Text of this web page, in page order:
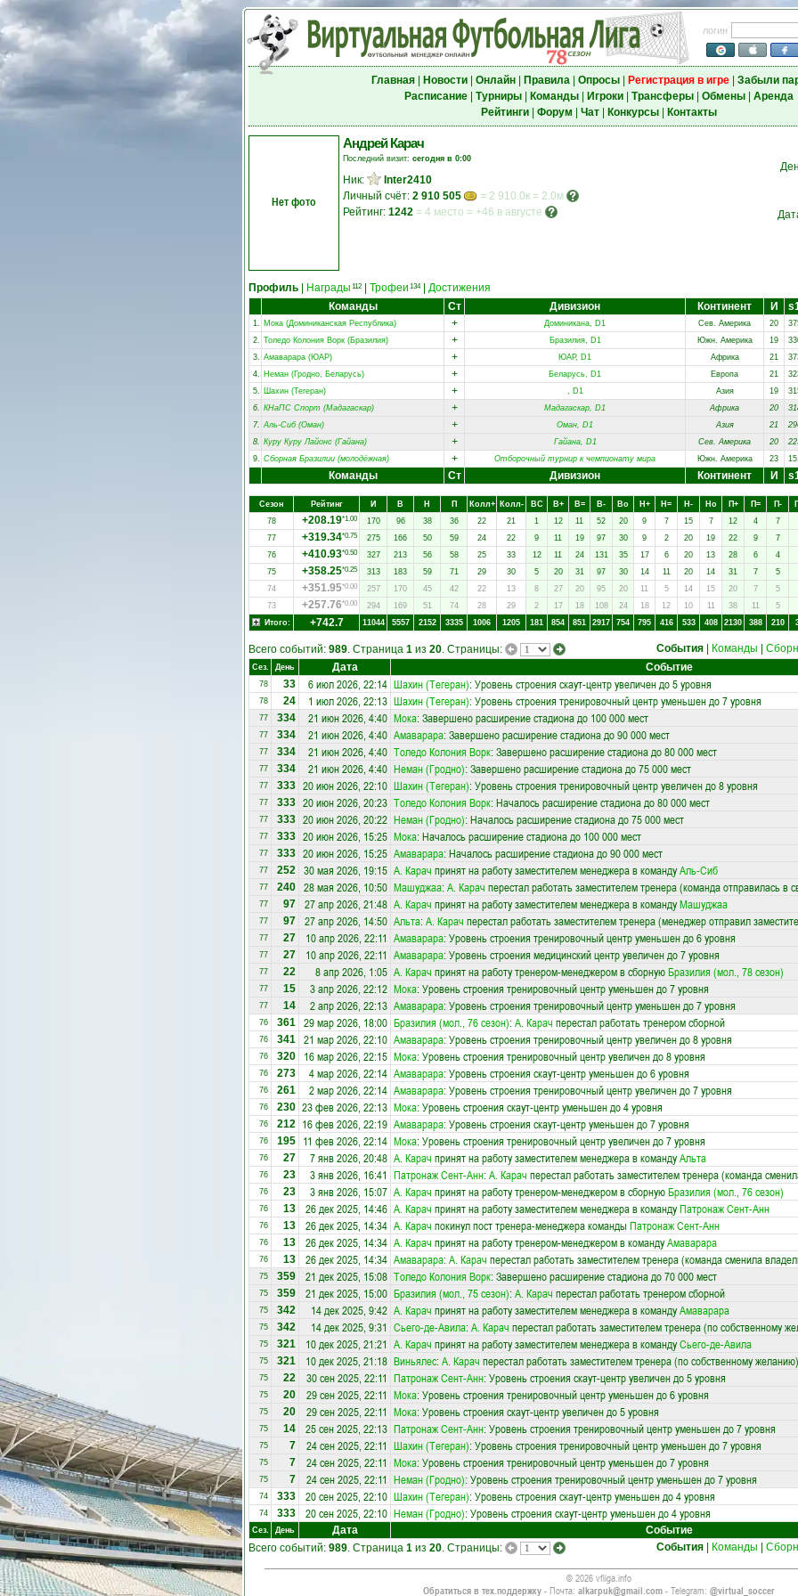
логин
Главная| Новости| Онлайн| Правила| Опросы| Регистрация в игре| Забыли
Расписание| Турниры| Команды| Игроки| Трансферы| Обмены| Аренда
Рейтинги| Форум Чат| Конкурсы| Контакты
Нет фото
Андрей Карач
Последний визит: сегодня в 0:00
Ник:
Inter2410
Личный счёт: 2 910 505
= 2 910.0к = 2.0м
Рейтинг: 1242 = 4 место = +46 в августе
Профиль Награды 112 Трофеи 134| Достижения
Команды
Ст Дивизион Континент И
1. Мока (Доминиканская Республика) + Доминикана, D1 Сев. Америка 20
2. Толедо Колония Ворк (Бразилия) + Бразилия, D1 Южн. Америка 19
3. Амаварара (ЮАР) + ЮАР, D1 Африка 21
4. Неман (Гродно, Беларусь) + Беларусь, D1 Европа 21
5. Шахин (Тегеран) + , D1 Азия 19
6. КНаПС Спорт (Мадагаскар) + Мадагаскар, D1 Африка 20
7. Аль-Сиб (Оман) + Оман, D1 Азия 21
8. Куру Куру Лайонс (Гайана) + Гайана, D1 Сев. Америка 20
9. Сборная Бразилии (молодёжная) + Отборочный турнир к чемпионату мира Южн. Америка 23
Команды Ст Дивизион Континент И
Сезон Рейтинг И В Н П Колл+ Колл- ВC В+ В= В- Вo Н+ Н= Н- Нo П+ П= П-
78
+208.19*1.00 170 96 38 36 22 21 1 12 11 52 20 9 7 15 7 12 4
7
77
+319.34*0.75 275 166 50 59 24 22 9 11 19 97 30 9 2 20 19 22 9 7
76
+410.93*0.50 327 213 56 58 25 33 12 11 24 131 35 17 6 20 13 28 6 4
75
+358.25*0.25 313 183 59 71 29 30 5 20 31 97 30 14 11 20 14 31 7
5
74
+351.95*0.00 257 170 45 42 22 13 8 27 20 95 20 11 5 14 15 20 7
5
73
+257.76*0.00 294 169 51 74 28 29 2 17 18 108 24 18 12 10 11 38 11 5
Итого:
+742.7 11044 5557 2152 3335 1006 1205 181 854 851 2917 754 795 416 533 408 2130 388 210
Всего событий: 989. Страница 1 из 20. Страницы: События Команды
Сез. День Дата Событие
78 33 6 июл 2026, 22:14 Шахин (Тегеран): Уровень строения скаут-центр увеличен до 5 уровня
78 24 1 июл 2026, 22:13 Шахин (Тегеран): Уровень строения тренировочный центр уменьшен до 7 уровня
77 334 21 июн 2026, 4:40 Мока: Завершено расширение стадиона до 100 000 мест
77 334 21 июн 2026, 4:40 Амаварара: Завершено расширение стадиона до 90 000 мест
77 334 21 июн 2026, 4:40 Толедо Колония Ворк: Завершено расширение стадиона до 80 000 мест
77 334 21 июн 2026, 4:40 Неман (Гродно): Завершено расширение стадиона до 75 000 мест
77 333 20 июн 2026, 22:10 Шахин (Тегеран): Уровень строения тренировочный центр увеличен до 8 уровня
77 333 20 июн 2026, 20:23 Толедо Колония Ворк: Началось расширение стадиона до 80 000 мест
77 333 20 июн 2026, 20:22 Неман (Гродно): Началось расширение стадиона до 75 000 мест
77 333 20 июн 2026, 15:25 Мока: Началось расширение стадиона до 100 000 мест
77 333 20 июн 2026, 15:25 Амаварара: Началось расширение стадиона до 90 000 мест
77 252 30 мая 2026, 19:15 А. Карач принят на работу заместителем менеджера в командуАль-Сиб
77 240 28 мая 2026, 10:50 Машуджаа: А. Карач перестал работать заместителем тренера (команда отправилась в
77 97 27 апр 2026, 21:48 А. Карач принят на работу заместителем менеджера в командуМашуджаа
77 97 27 апр 2026, 14:50 Альта: А. Карач перестал работать заместителем тренера (менеджер отправил
77 27 10 апр 2026, 22:11 Амаварара: Уровень строения тренировочный центр уменьшен до 6 уровня
77 27 10 апр 2026, 22:11 Амаварара: Уровень строения медицинский центр увеличен до 7 уровня
77 22 8 апр 2026, 1:05 А. Карач принят на работу тренером-менеджером в сборнуюБразилия (мол., 78 сезон)
77 15 3 апр 2026, 22:12 Мока: Уровень строения тренировочный центр уменьшен до 7 уровня
77 14 2 апр 2026, 22:13 Амаварара: Уровень строения тренировочный центр уменьшен до 7 уровня
76 361 29 мар 2026, 18:00 Бразилия (мол., 76 сезон): А. Карач перестал работать тренером сборной
76 341 21 мар 2026, 22:10 Амаварара: Уровень строения тренировочный центр увеличен до 8 уровня
76 320 16 мар 2026, 22:15 Мока: Уровень строения тренировочный центр увеличен до 8 уровня
76 273 4 мар 2026, 22:14 Амаварара: Уровень строения скаут-центр уменьшен до 6 уровня
76 261 2 мар 2026, 22:14 Амаварара: Уровень строения тренировочный центр увеличен до 7 уровня
76 230 23 фев 2026, 22:13 Мока: Уровень строения скаут-центр уменьшен до 4 уровня
76 212 16 фев 2026, 22:19 Амаварара: Уровень строения скаут-центр уменьшен до 7 уровня
76 195 11 фев 2026, 22:14 Мока: Уровень строения тренировочный центр увеличен до 7 уровня
76 27 7 янв 2026, 20:48 А. Карач принят на работу заместителем менеджера в командуАльта
76 23 3 янв 2026, 16:41 Патронаж Сент-Анн: А. Карач перестал работать заместителем тренера (команда
76 23 3 янв 2026, 15:07 А. Карач принят на работу тренером-менеджером в сборнуюБразилия (мол., 76 сезон)
76 13 26 дек 2025, 14:46 А. Карач принят на работу заместителем менеджера в командуПатронаж Сент-Анн
76 13 26 дек 2025, 14:34 А. Карач покинул пост тренера-менеджера командыПатронаж Сент-Анн
76 13 26 дек 2025, 14:34 А. Карач принят на работу тренером-менеджером в командуАмаварара
76 13 26 дек 2025, 14:34 Амаварара: А. Карач перестал работать заместителем тренера (команда сменила
75 359 21 дек 2025, 15:08 Толедо Колония Ворк: Завершено расширение стадиона до 70 000 мест
75 359 21 дек 2025, 15:00 Бразилия (мол., 75 сезон): А. Карач перестал работать тренером сборной
75 342 14 дек 2025, 9:42 А. Карач принят на работу заместителем менеджера в командуАмаварара
75 342 14 дек 2025, 9:31 Сьего-де-Авила: А. Карач перестал работать заместителем тренера (по собственному
75 321 10 дек 2025, 21:21 А. Карач принят на работу заместителем менеджера в командуСьего-де-Авила
75 321 10 дек 2025, 21:18 Виньялес: А. Карач перестал работать заместителем тренера (по собственному желанию)
75 22 30 сен 2025, 22:11 Патронаж Сент-Анн: Уровень строения скаут-центр увеличен до 5 уровня
75 20 29 сен 2025, 22:11 Мока: Уровень строения тренировочный центр уменьшен до 6 уровня
75 20 29 сен 2025, 22:11 Мока: Уровень строения скаут-центр увеличен до 5 уровня
75 14 25 сен 2025, 22:13 Патронаж Сент-Анн: Уровень строения тренировочный центр уменьшен до 7 уровня
75 7 24 сен 2025, 22:11 Шахин (Тегеран): Уровень строения тренировочный центр уменьшен до 7 уровня
75 7 24 сен 2025, 22:11 Мока: Уровень строения тренировочный центр уменьшен до 7 уровня
75 7 24 сен 2025, 22:11 Неман (Гродно): Уровень строения тренировочный центр уменьшен до 7 уровня
74 333 20 сен 2025, 22:10 Шахин (Тегеран): Уровень строения скаут-центр уменьшен до 4 уровня
74 333 20 сен 2025, 22:10 Неман (Гродно): Уровень строения скаут-центр уменьшен до 4 уровня
Сез. День Дата
Событие
Всего событий: 989. Страница 1 из 20. Страницы: События Команды
© 2026 vfliga.info
Обратиться в тех.поддержку- Почта: alkarpuk@gmail.com- Telegram: @virtual_soccer